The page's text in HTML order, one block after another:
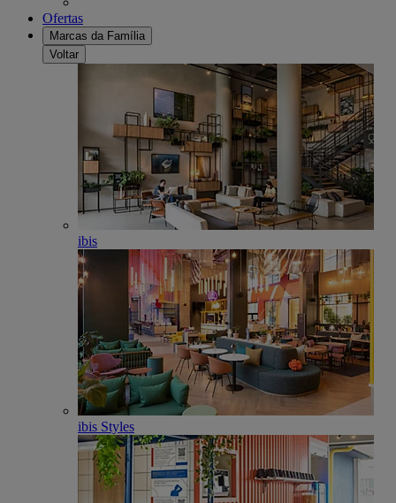
Ofertas
Marcas da Família
Voltar
ibis
ibis Styles